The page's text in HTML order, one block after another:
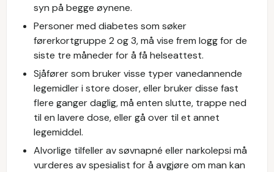
syn på begge øynene.
Personer med diabetes som søker
førerkortgruppe 2 og 3, må vise frem logg for de
siste tre måneder for å få helseattest.
Sjåfører som bruker visse typer vanedannende
legemidler i store doser, eller bruker disse fast
flere ganger daglig, må enten slutte, trappe ned
til en lavere dose, eller gå over til et annet
legemiddel.
Alvorlige tilfeller av søvnapné eller narkolepsi må
vurderes av spesialist for å avgjøre om man kan